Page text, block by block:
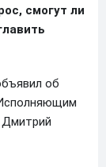
смогут ли
об
Дмитрий